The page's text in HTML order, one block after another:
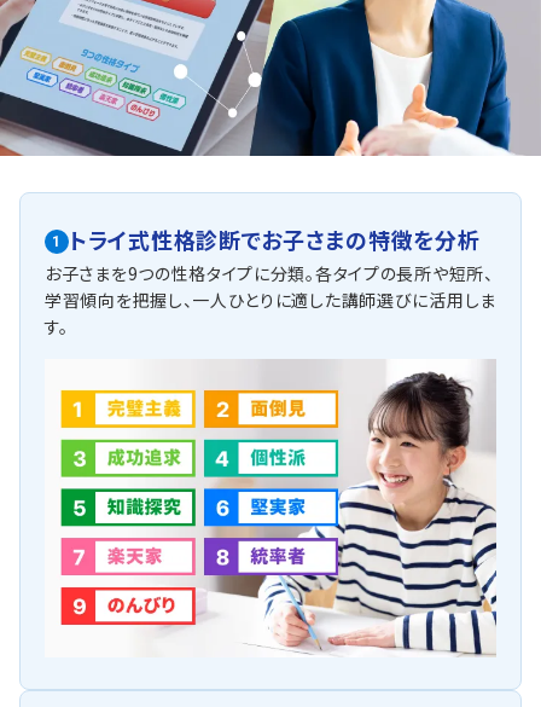
1 トライ式性格診断でお子さまの特徴を分析
お子さまを9つの性格タイプに分類。各タイプの長所や短所、
学習傾向を把握し、一人ひとりに適した講師選びに活用しま
す。